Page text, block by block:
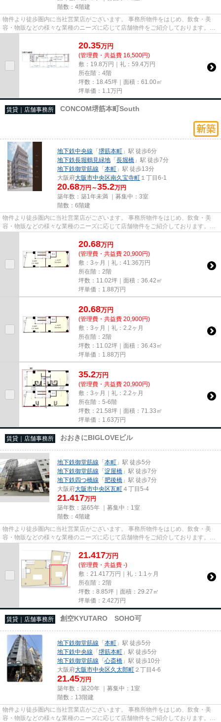
階数：4階建
物件より徒歩圏内に当社営業店がございます。 事務所物件をはじめ、飲食・美
容・物販などの様々な業種のニーズに応じて店舗物件をご紹介しております。
尚、弊社ではおとり広告は一切...
20.35万円
(管理費・共益費 16,500円)
敷：19.8万円｜礼：59.4万円
所在階：4階
坪数：18.45坪｜面積：61.00㎡
坪単価： 1.1 万円
賃貸｜店舗事務所 CONCOM堺筋本町South
地下鉄中央線 「堺筋本町 」駅 徒歩6分
地下鉄長堀鶴見緑地 「長堀橋 」駅 徒歩7分
地下鉄御堂筋線 「本町 」駅 徒歩13分
大阪府大阪市中央区南久宝寺町 １丁目6-1
20.68万円～35.2万円
築年数：築1年未満 ｜募集中： 3室
階数：6階建
物件より徒歩圏内に当社営業店がございます。 事務所物件をはじめ、飲食・美
容・物販などの様々な業種のニーズに応じて店舗物件をご紹介しております。
尚、弊社ではおとり広告は一切...
20.68万円
(管理費・共益費 20,900円)
敷：3ヶ月｜礼：41.36万円
所在階：2階
坪数：11.02坪｜面積：36.42㎡
坪単価： 1.88万円
20.68万円
(管理費・共益費 20,900円)
敷：3ヶ月｜礼：2.2ヶ月
所在階：2階
坪数：11.02坪｜面積：36.43㎡
坪単価： 1.88万円
35.2万円
(管理費・共益費 20,900円)
敷：3ヶ月｜礼：2.2ヶ月
所在階：5-6階
坪数：21.58坪｜面積：71.33㎡
坪単価： 1.63万円
賃貸｜店舗事務所 おおきにBIGLOVEビル
地下鉄御堂筋線 「本町 」駅 徒歩5分
地下鉄御堂筋線 「淀屋橋 」駅 徒歩7分
地下鉄四つ橋線 「肥後橋 」駅 徒歩7分
大阪府大阪市中央区瓦町 ４丁目5-4
21.417万円
築年数：築65年 ｜募集中： 1室
階数：4階建
物件より徒歩圏内に当社営業店がございます。 事務所物件をはじめ、飲食・美
容・物販などの様々な業種のニーズに応じて店舗物件をご紹介しております。
尚、弊社ではおとり広告は一切...
21.417万円
(管理費・共益費 -)
敷：21.417万円｜礼：1.1ヶ月
所在階：2階
坪数：8.85坪｜面積：29.27㎡
坪単価： 2.42万円
賃貸｜店舗事務所 創空KYUTARO SOHO可
地下鉄御堂筋線 「本町 」駅 徒歩5分
地下鉄中央線 「堺筋本町 」駅 徒歩5分
地下鉄御堂筋線 「心斎橋 」駅 徒歩10分
大阪府大阪市中央区久太郎町 ２丁目4-6
21.45万円
築年数：築20年 ｜募集中： 1室
階数：13階建
物件より徒歩圏内に当社営業店がございます。 事務所物件をはじめ、飲食・美
容・物販などの様々な業種のニーズに応じて店舗物件をご紹介しております。